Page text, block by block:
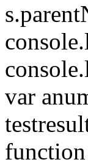
var